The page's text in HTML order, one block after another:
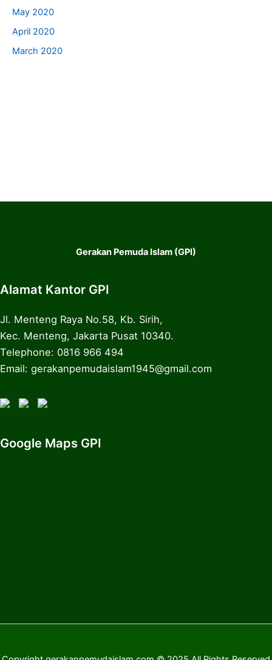
May 2020
April 2020
March 2020
Gerakan Pemuda Islam (GPI)
Alamat Kantor GPI
Jl. Menteng Raya No.58, Kb. Sirih,
Kec. Menteng, Jakarta Pusat 10340.
Telephone: 0816 966 494
Email: gerakanpemudaislam1945@gmail.com
Google Maps GPI